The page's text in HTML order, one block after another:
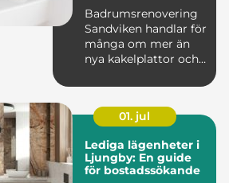
Badrumsrenovering
Sandviken handlar för
många om mer än
nya kakelplattor och
01. jul
Lediga lägenheter i
Ljungby: En guide
för bostadssökande